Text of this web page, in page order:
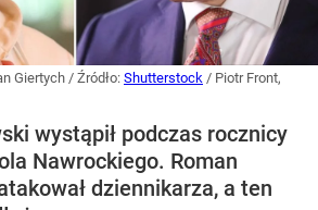
Giertych / Źródło: Shutterstock / Piotr Front,
wystąpił podczas rocznicy
Nawrockiego. Roman
dziennikarza, a ten